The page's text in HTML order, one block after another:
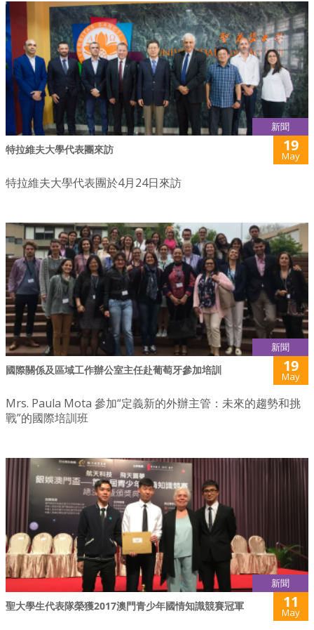
新聞
特拉維夫大學代表團來訪 19
May
特拉維夫大學代表團於4月24日來訪
新聞
國際關係及區域工作辦公室主任赴葡萄牙參加培訓 19
May
Mrs. Paula Mota 參加“定義新的外辦主管：未來的趨勢和挑
戰”的國際培訓班
新聞
聖大學生代表隊榮獲2017澳門青少年國情知識競賽冠軍 11
May